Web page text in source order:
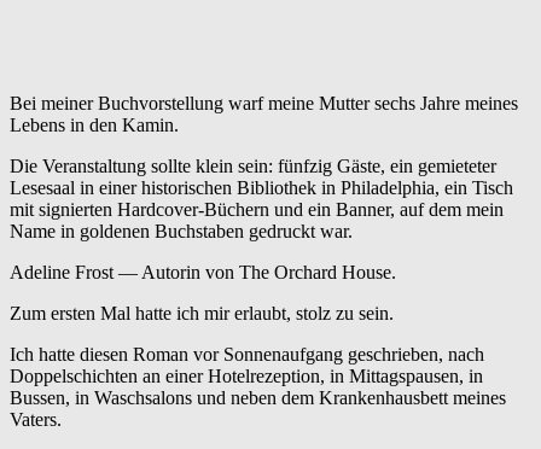
Bei meiner Buchvorstellung warf meine Mutter sechs Jahre meines
Lebens in den Kamin.
Die Veranstaltung sollte klein sein: fünfzig Gäste, ein gemieteter
Lesesaal in einer historischen Bibliothek in Philadelphia, ein Tisch
mit signierten Hardcover-Büchern und ein Banner, auf dem mein
Name in goldenen Buchstaben gedruckt war.
Adeline Frost — Autorin von The Orchard House.
Zum ersten Mal hatte ich mir erlaubt, stolz zu sein.
Ich hatte diesen Roman vor Sonnenaufgang geschrieben, nach
Doppelschichten an einer Hotelrezeption, in Mittagspausen, in
Bussen, in Waschsalons und neben dem Krankenhausbett meines
Vaters.